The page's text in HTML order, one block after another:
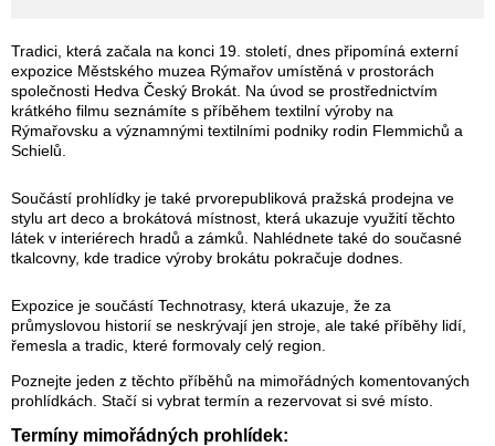
Tradici, která začala na konci 19. století, dnes připomíná externí
expozice Městského muzea Rýmařov umístěná v prostorách
společnosti Hedva Český Brokát. Na úvod se prostřednictvím
krátkého filmu seznámíte s příběhem textilní výroby na
Rýmařovsku a významnými textilními podniky rodin Flemmichů a
Schielů.
Součástí prohlídky je také prvorepubliková pražská prodejna ve
stylu art deco a brokátová místnost, která ukazuje využití těchto
látek v interiérech hradů a zámků. Nahlédnete také do současné
tkalcovny, kde tradice výroby brokátu pokračuje dodnes.
Expozice je součástí Technotrasy, která ukazuje, že za
průmyslovou historií se neskrývají jen stroje, ale také příběhy lidí,
řemesla a tradic, které formovaly celý region.
Poznejte jeden z těchto příběhů na mimořádných komentovaných
prohlídkách. Stačí si vybrat termín a rezervovat si své místo.
Termíny mimořádných prohlídek: